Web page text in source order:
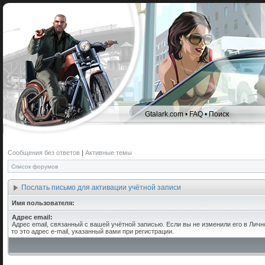
Gtalark.com •FAQ•Поиск
Сообщения без ответов | Активные темы
Список форумов
Послать письмо для активации учётной записи
Имя пользователя:
Адрес email:
Адрес email, связанный с вашей учётной записью. Если вы не изменили его в
то это адрес e-mail, указанный вами при регистрации.